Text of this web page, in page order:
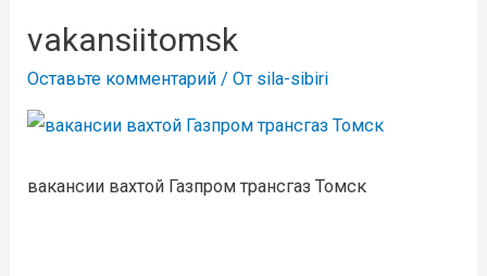
vakansiitomsk
Оставьте комментарий / От sila-sibiri
вакансии вахтой Газпром трансгаз Томск